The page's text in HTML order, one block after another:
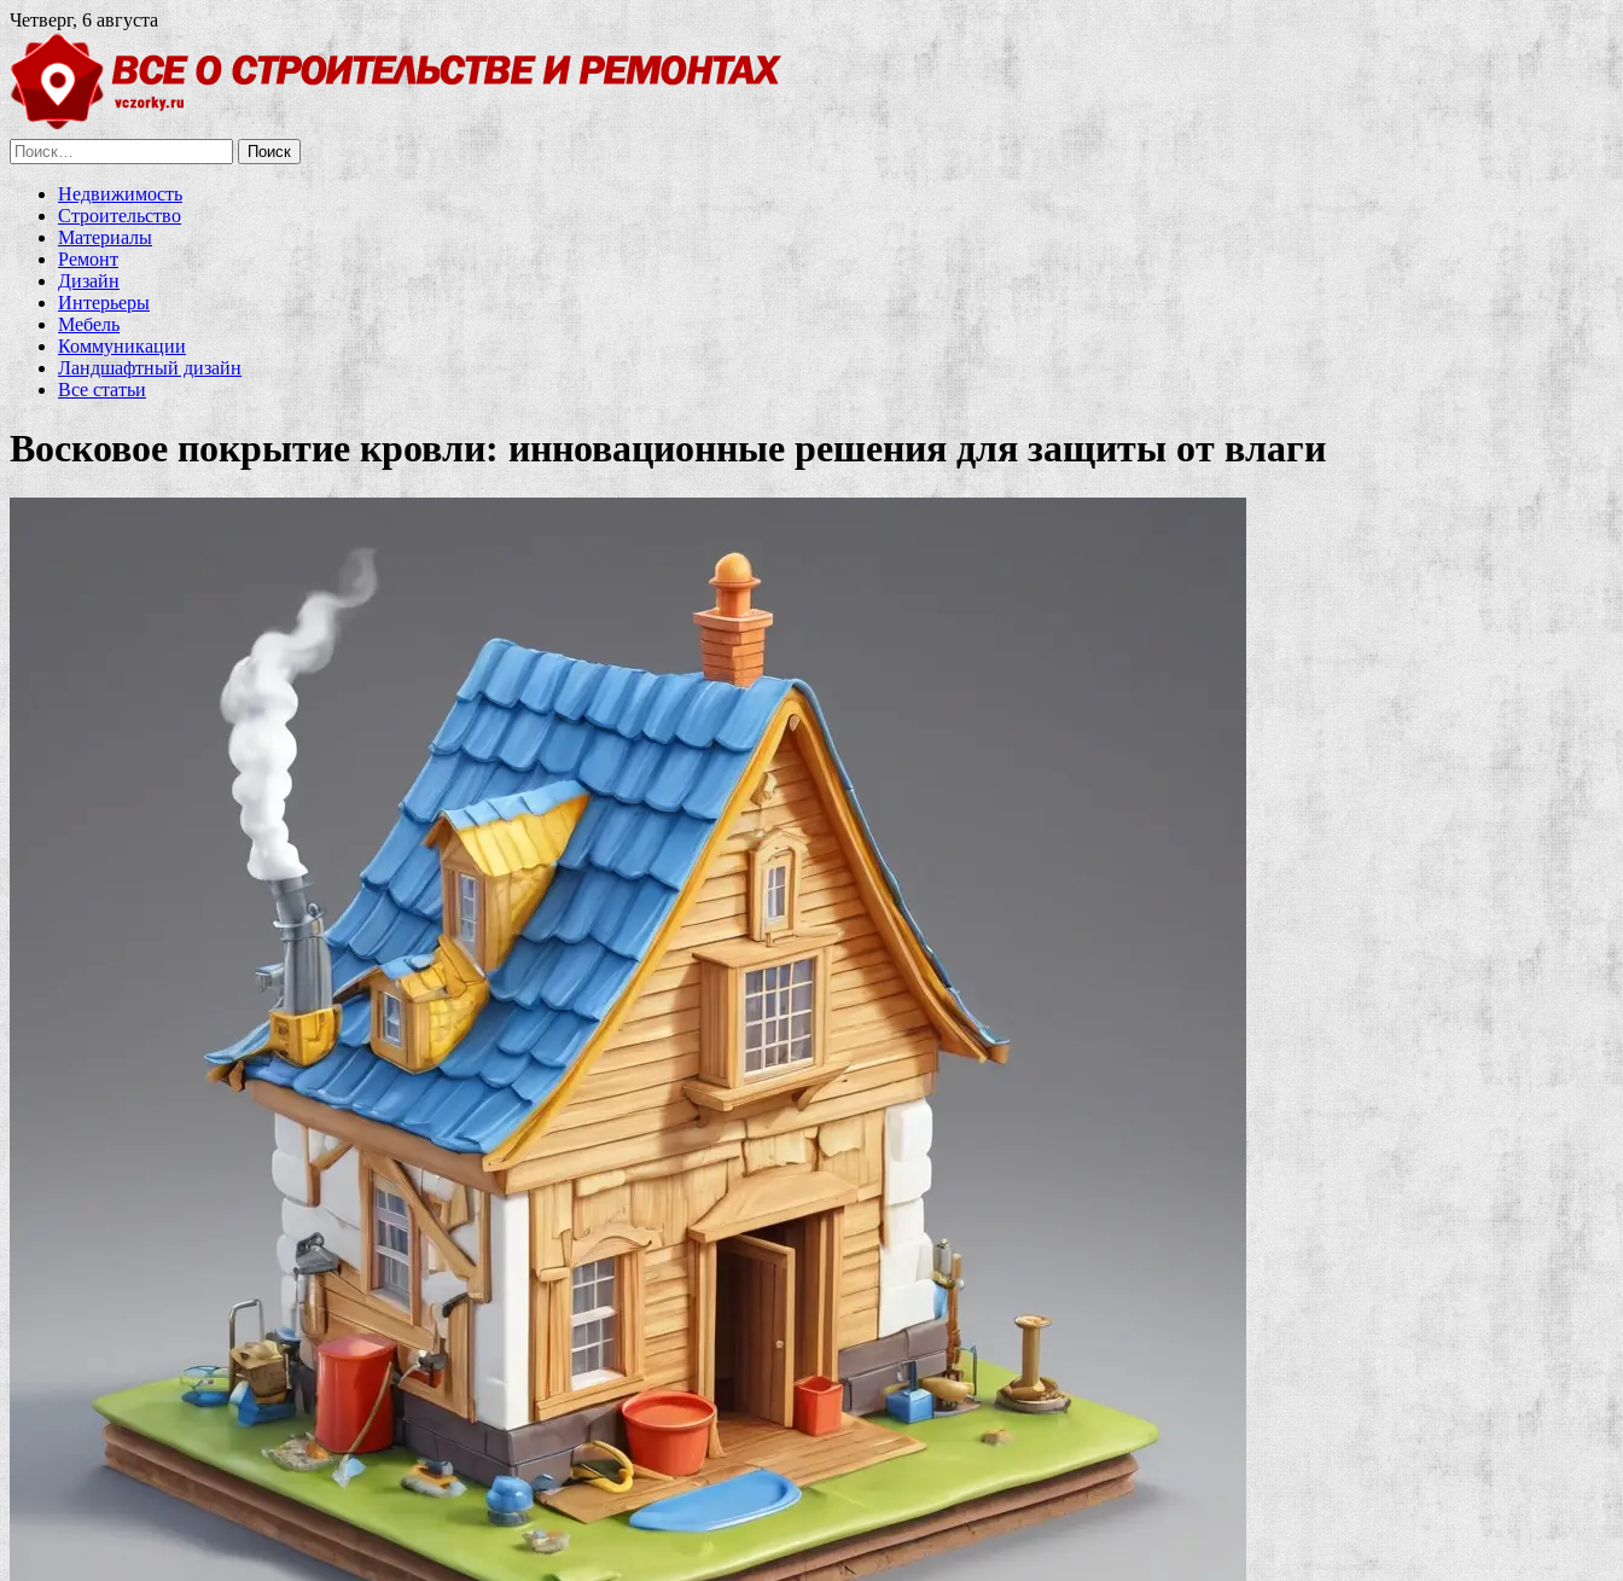
Четверг, 6 августа
Найти:
Недвижимость
Строительство
Материалы
Ремонт
Дизайн
Интерьеры
Мебель
Коммуникации
Ландшафтный дизайн
Все статьи
Восковое покрытие кровли: инновационные решения для защиты от влаги